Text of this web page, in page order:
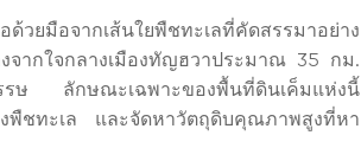
วยมือจากเส้นใยพืชทะเลที่คัดสรรมาอย่าง
จากใจกลางเมืองทัญฮวาประมาณ 35 กม.
รรษ ลักษณะเฉพาะของพื้นที่ดินเค็มแห่งนี้
งพืชทะเล และจัดหาวัตถุดิบคุณภาพสูงที่หา